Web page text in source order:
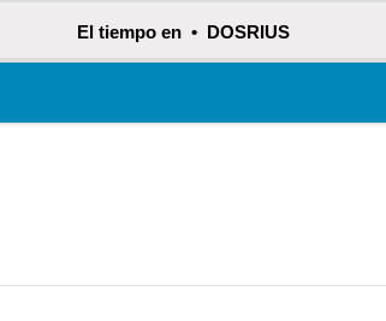
El tiempo en • DOSRIUS